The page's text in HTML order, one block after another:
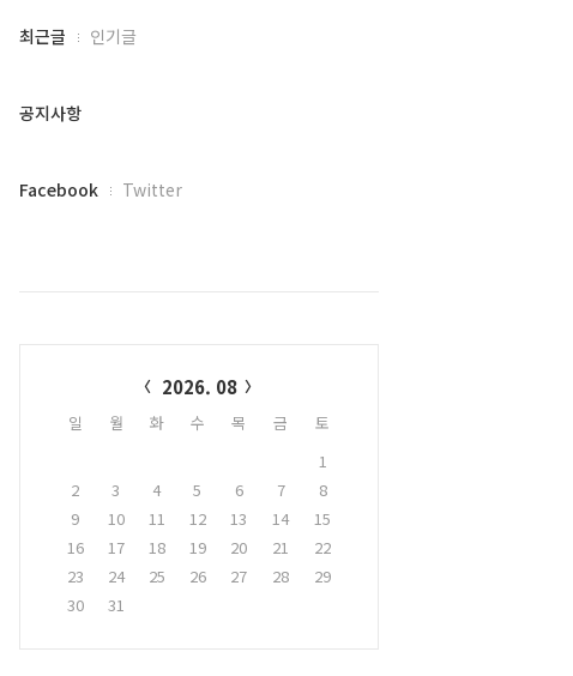
최
과
글
최근글 인기글
공지사항
페
Facebook Twitter
2026. 08
일 월 화 수 목 금
토
1
2
3 4 5 6 7
8
9
10 11 12 13 14
15
16
17 18 19 20 21
22
23
24 25 26 27 28
29
30
31